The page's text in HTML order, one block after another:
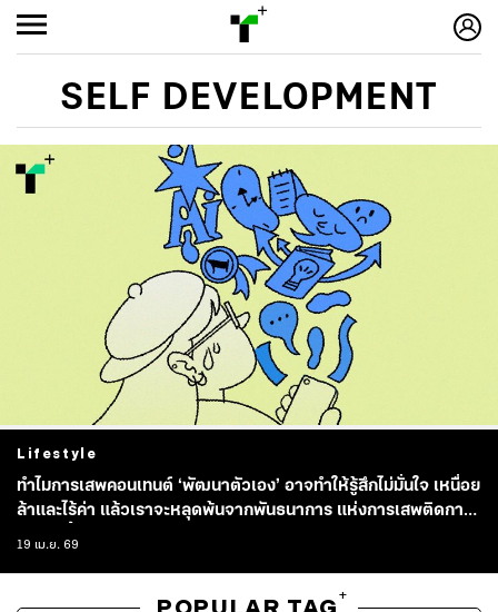
SELF DEVELOPMENT
Lifestyle
ทำไมการเสพคอนเทนต์ ‘พัฒนาตัวเอง’ อาจทำให้รู้สึกไม่มั่นใจ เหนื่อย
ล้าและไร้ค่า แล้วเราจะหลุดพ้นจากพันธนาการ แห่งการเสพติดการ
พัฒนานี้ไปได้อย่างไร
19 เม.ย. 69
+